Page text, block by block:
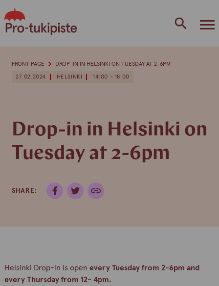
to
content
27.02.2024 HELSINKI 14:00 - 18:00
Drop-in in Helsinki on
Tuesday at 2-6pm
SHARE:
FRONT PAGE DROP-IN IN HELSINKI ON TUESDAY AT 2-6PM
Helsinki Drop-in is open every Tuesday from 2-6pm and
every Thursday from 12- 4pm.